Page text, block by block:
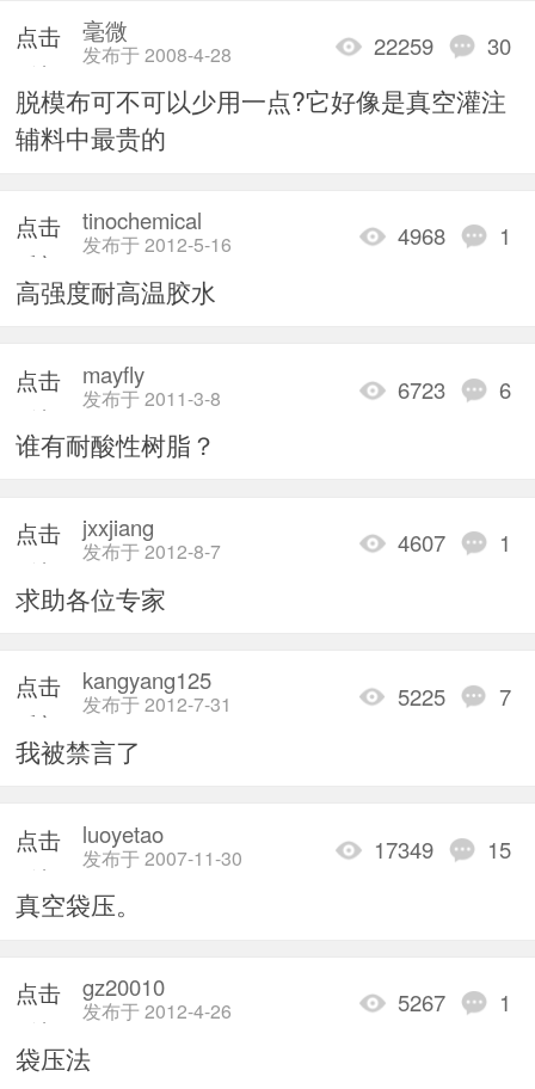
点击
重新
加载
22259 30
毫微
发布于 2008-4-28
脱模布可不可以少用一点?它好像是真空灌注
辅料中最贵的
点击
重新
加载
4968 1
tinochemical
发布于 2012-5-16
高强度耐高温胶水
点击
重新
加载
6723 6
mayfly
发布于 2011-3-8
谁有耐酸性树脂？
点击
重新
加载
4607 1
jxxjiang
发布于 2012-8-7
求助各位专家
点击
重新
加载
5225 7
kangyang125
发布于 2012-7-31
我被禁言了
点击
重新
加载
17349 15
luoyetao
发布于 2007-11-30
真空袋压。
点击
重新
加载
5267 1
gz20010
发布于 2012-4-26
袋压法